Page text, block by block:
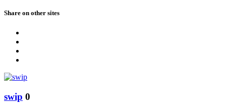
Share on other sites
swip 0